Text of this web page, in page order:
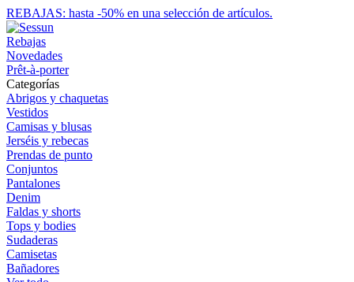
REBAJAS: hasta -50% en una selección de artículos.
Rebajas
Novedades
Prêt-à-porter
Categorías
Abrigos y chaquetas
Vestidos
Camisas y blusas
Jerséis y rebecas
Prendas de punto
Conjuntos
Pantalones
Denim
Faldas y shorts
Tops y bodies
Sudaderas
Camisetas
Bañadores